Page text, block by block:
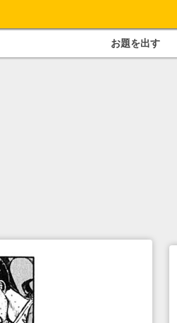
お題を出す